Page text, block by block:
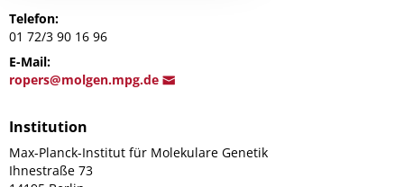
Telefon:
01 72/3 90 16 96
E-Mail:
ropers@molgen.mpg.de
Institution
Max-Planck-Institut für Molekulare Genetik
Ihnestraße 73